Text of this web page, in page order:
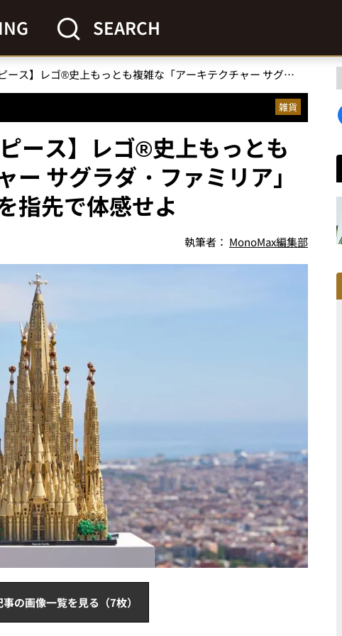
SEARCH
【約13万円、1万2060ピース】レゴ®︎史上もっとも複雑な「アーキテクチャー サグラダ・ファミリア」が降臨！天才的建築美を指先で体感せよ
雑貨
ース】レゴ®︎史上もっとも
サグラダ・ファミリア」
指先で体感せよ
執筆者： MonoMax編集部
の画像一覧を見る（7枚）